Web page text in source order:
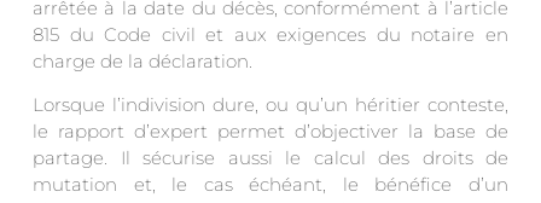
arrêtée à la date du décès, conformément à l’article
815 du Code civil et aux exigences du notaire en
charge de la déclaration.
Lorsque l’indivision dure, ou qu’un héritier conteste,
le rapport d’expert permet d’objectiver la base de
partage. Il sécurise aussi le calcul des droits de
mutation et, le cas échéant, le bénéfice d’un